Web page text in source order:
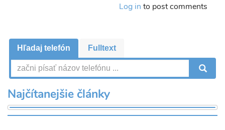
Log in to post comments
Hľadaj telefón Fulltext
Najčítanejšie články